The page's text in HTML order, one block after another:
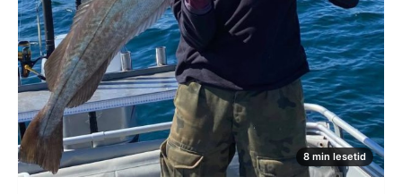
8 min lesetid